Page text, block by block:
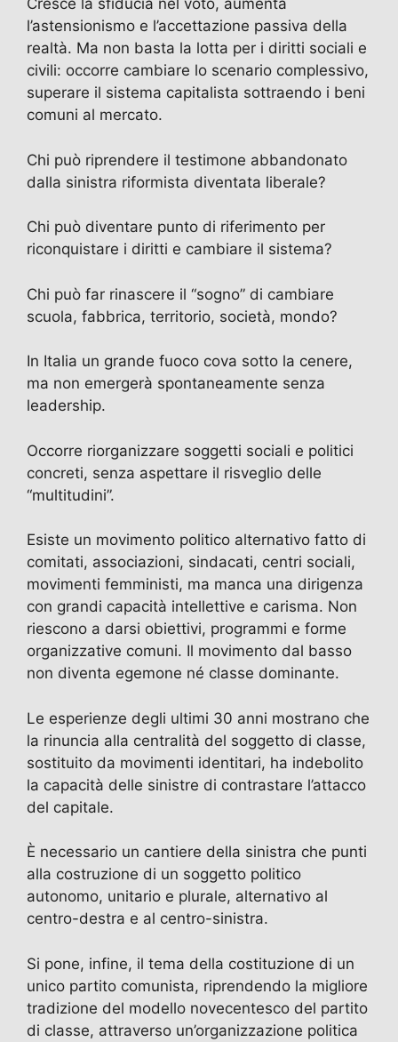
Cresce la sfiducia nel voto, aumenta
l’astensionismo e l’accettazione passiva della
realtà. Ma non basta la lotta per i diritti sociali e
civili: occorre cambiare lo scenario complessivo,
superare il sistema capitalista sottraendo i beni
comuni al mercato.
Chi può riprendere il testimone abbandonato
dalla sinistra riformista diventata liberale?
Chi può diventare punto di riferimento per
riconquistare i diritti e cambiare il sistema?
Chi può far rinascere il “sogno” di cambiare
scuola, fabbrica, territorio, società, mondo?
In Italia un grande fuoco cova sotto la cenere,
ma non emergerà spontaneamente senza
leadership.
Occorre riorganizzare soggetti sociali e politici
concreti, senza aspettare il risveglio delle
“multitudini”.
Esiste un movimento politico alternativo fatto di
comitati, associazioni, sindacati, centri sociali,
movimenti femministi, ma manca una dirigenza
con grandi capacità intellettive e carisma. Non
riescono a darsi obiettivi, programmi e forme
organizzative comuni. Il movimento dal basso
non diventa egemone né classe dominante.
Le esperienze degli ultimi 30 anni mostrano che
la rinuncia alla centralità del soggetto di classe,
sostituito da movimenti identitari, ha indebolito
la capacità delle sinistre di contrastare l’attacco
del capitale.
È necessario un cantiere della sinistra che punti
alla costruzione di un soggetto politico
autonomo, unitario e plurale, alternativo al
centro-destra e al centro-sinistra.
Si pone, infine, il tema della costituzione di un
unico partito comunista, riprendendo la migliore
tradizione del modello novecentesco del partito
di classe, attraverso un’organizzazione politica